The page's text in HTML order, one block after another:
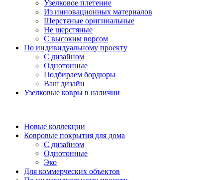
Узелковое плетение
Из инновационных материалов
Шерстяные оригинальные
Не шерстяные
С высоким ворсом
По индивидуальному проекту
С дизайном
Однотонные
Подбираем бордюры
Ваш дизайн
Узелковые ковры в наличии
Новые коллекции
Ковровые покрытия для дома
С дизайном
Однотонные
Эко
Для коммерческих объектов